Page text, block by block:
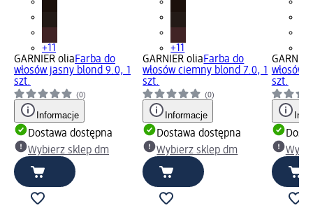
+11
GARNIER oliaFarba do
włosów jasny blond 9.0, 1
szt.
(0)
Informacje
Dostawa dostępna
Wybierz sklep dm
+11
GARNIER oliaFarba do
włosów ciemny blond 7.0, 1
szt.
(0)
Informacje
Dostawa dostępna
Wybierz sklep dm
włosów
szt.